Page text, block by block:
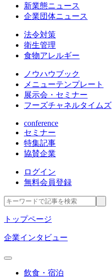
新業態ニュース
企業団体ニュース
法令対策
衛生管理
食物アレルギー
ノウハウブック
メニューテンプレート
展示会・セミナー
フーズチャネルタイムズ
conference
セミナー
特集記事
協賛企業
ログイン
無料会員登録
トップページ
企業インタビュー
飲食・宿泊